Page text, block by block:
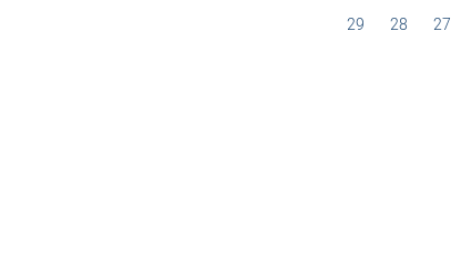
27
28
29